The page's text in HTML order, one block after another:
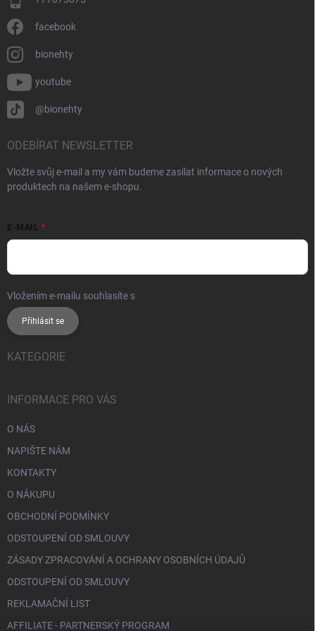
facebook
bionehty
youtube
@bionehty
ODEBÍRAT NEWSLETTER
Vložte svůj e-mail a my vám budeme zasílat informace o nových
produktech na našem e-shopu.
E-MAIL
Vložením e-mailu souhlasíte s
Přihlásit se
KATEGORIE
INFORMACE PRO VÁS
O NÁS
NAPIŠTE NÁM
KONTAKTY
O NÁKUPU
OBCHODNÍ PODMÍNKY
ODSTOUPENÍ OD SMLOUVY
ZÁSADY ZPRACOVÁNÍ A OCHRANY OSOBNÍCH ÚDAJŮ
ODSTOUPENÍ OD SMLOUVY
REKLAMAČNÍ LIST
AFFILIATE - PARTNERSKÝ PROGRAM